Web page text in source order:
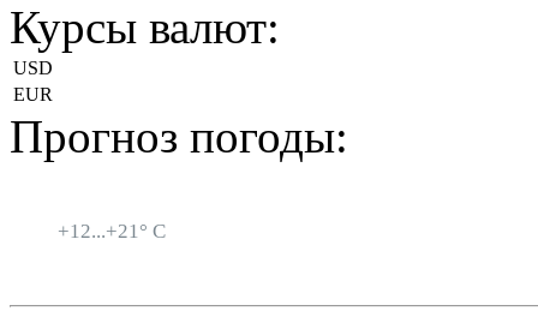
Курсы валют:
USD
EUR
Прогноз погоды:
+12...+21° C